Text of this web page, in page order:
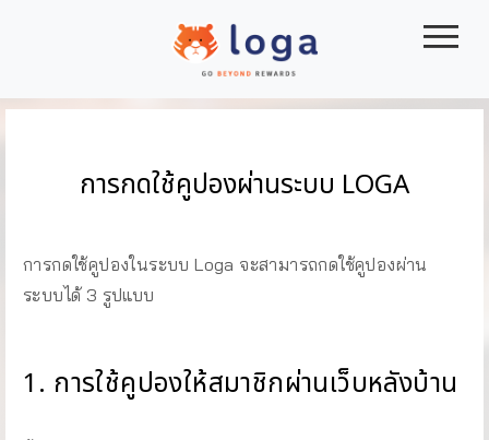
|||
การกดใช้คูปองผ่านระบบ LOGA
การกดใช้คูปองในระบบ Loga จะสามารถกดใช้คูปองผ่าน
ระบบได้ 3 รูปแบบ
1. การใช้คูปองให้สมาชิกผ่านเว็บหลังบ้าน